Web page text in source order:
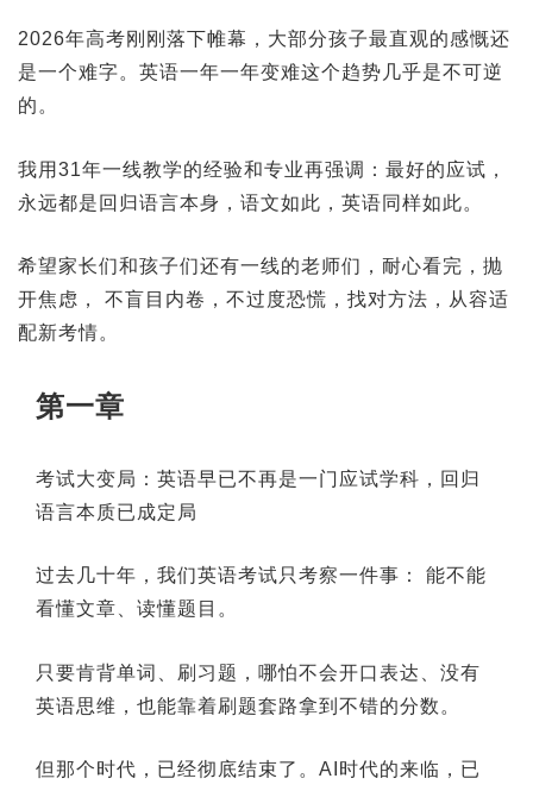
2026年高考刚刚落下帷幕，大部分孩子最直观的感慨还
是一个难字。英语一年一年变难这个趋势几乎是不可逆
的。
我用31年一线教学的经验和专业再强调：最好的应试，
永远都是回归语言本身，语文如此，英语同样如此。
希望家长们和孩子们还有一线的老师们，耐心看完，抛
开焦虑， 不盲目内卷，不过度恐慌，找对方法，从容适
配新考情。
第一章
考试大变局：英语早已不再是一门应试学科，回归
语言本质已成定局
过去几十年，我们英语考试只考察一件事：
能不能
看懂文章、读懂题目。
只要肯背单词、刷习题，哪怕不会开口表达、没有
英语思维，也能靠着刷题套路拿到不错的分数。
但那个时代，已经彻底结束了。AI时代的来临，已